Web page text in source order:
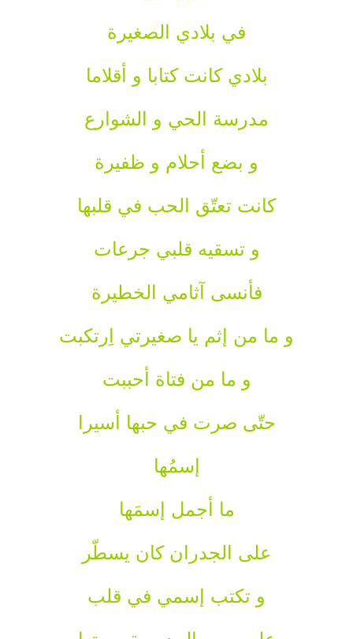
في بلادي الصغيرة
بلادي كانت كتابا و أقلاما
مدرسة الحي و الشوارع
و بضع أحلام و ظفيرة
كانت تعتّق الحب في قلبها
و تسقيه قلبي جرعات
فأنسى آثامي الخطيرة
و ما من إثم يا صغيرتي اِرتكبت
و ما من فتاة أحببت
حتّى صرت في حبها أسيرا
إسمُها
ما أجمل إسمَها
على الجدران كان يسطّر
و تكتب إسمي في قلب